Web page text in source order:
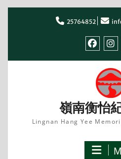
25764852
嶺南衡怡
Lingnan Hang Yee